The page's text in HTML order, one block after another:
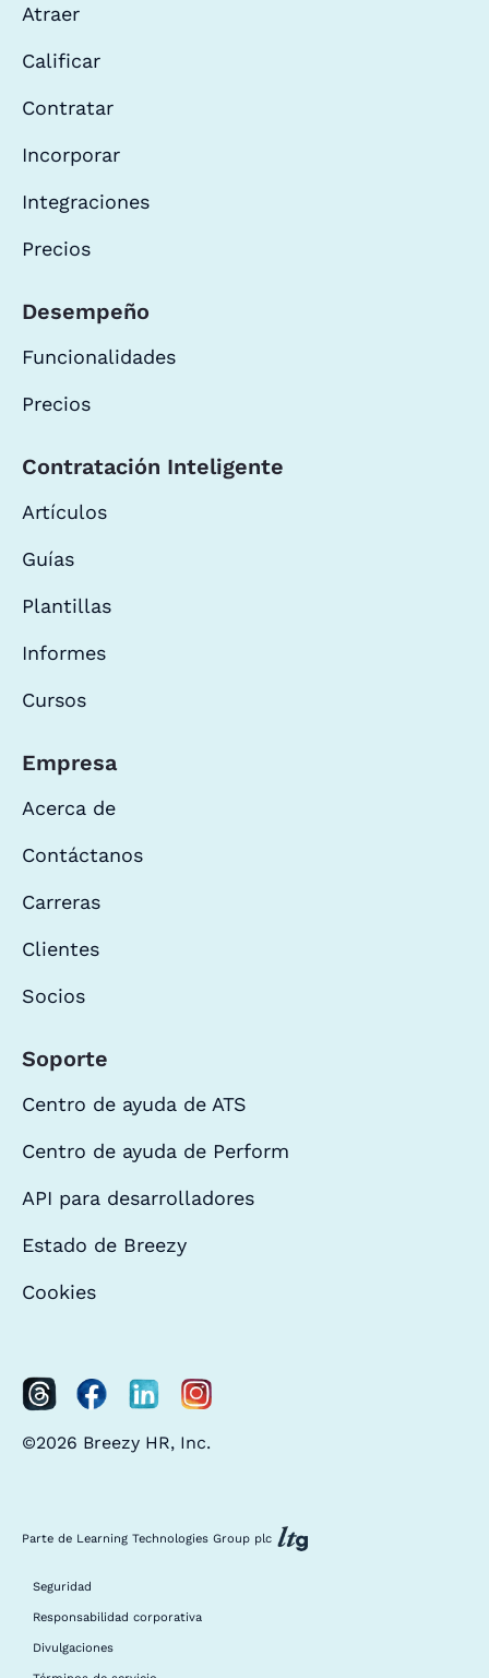
Atraer
Calificar
Contratar
Incorporar
Integraciones
Precios
Desempeño
Funcionalidades
Precios
Contratación Inteligente
Artículos
Guías
Plantillas
Informes
Cursos
Empresa
Acerca de
Contáctanos
Carreras
Clientes
Socios
Soporte
Centro de ayuda de ATS
Centro de ayuda de Perform
API para desarrolladores
Estado de Breezy
Cookies
©2026 Breezy HR, Inc.
Parte de Learning Technologies Group plc
Seguridad
Responsabilidad corporativa
Divulgaciones